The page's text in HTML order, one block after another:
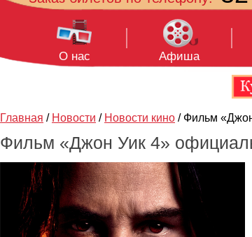
О нас Афиша
Главная / Новости / Новости кино / Фильм
Фильм «Джон Уик 4»